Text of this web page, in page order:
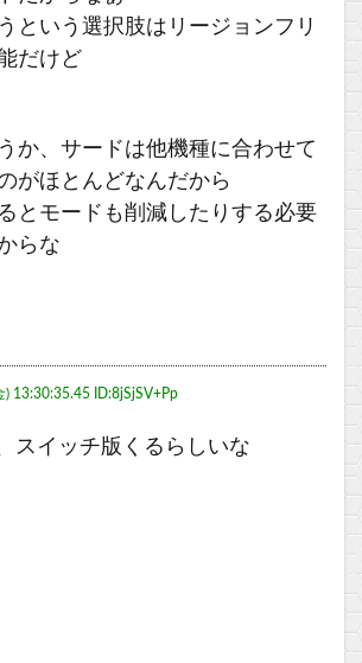
という選択肢はリージョンフリ
だけど
か、サードは他機種に合わせて
がほとんどなんだから
とモードも削減したりする必要
らな
13:30:35.45 ID:8jSjSV+Pp
スイッチ版くるらしいな